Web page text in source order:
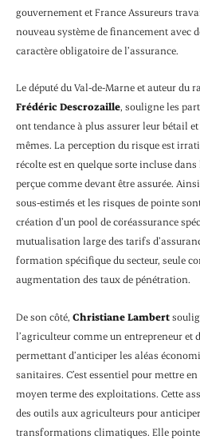
gouvernement et France Assureurs
nouveau système de financement avec
caractère obligatoire de l’assurance.
Le député du Val-de-Marne et auteur du
Frédéric Descrozaille, souligne les
ont tendance à plus assurer leur bétail
mêmes. La perception du risque est
récolte est en quelque sorte incluse dans
perçue comme devant être assurée.
sous-estimés et les risques de pointe
création d’un pool de coréassurance
mutualisation large des tarifs
formation spécifique du secteur, seule
augmentation des taux de pénétration.
De son côté, Christiane Lambert
l’agriculteur comme un entrepreneur et
permettant d’anticiper les aléas
sanitaires. C’est essentiel pour mettre
moyen terme des exploitations. Cette
des outils aux agriculteurs pour
transformations climatiques. Elle